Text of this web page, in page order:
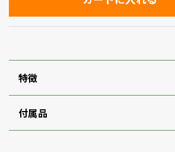
特徴
付属品